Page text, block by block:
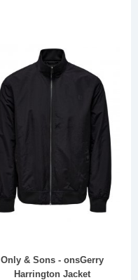
Only & Sons - onsGerry
Harrington Jacket